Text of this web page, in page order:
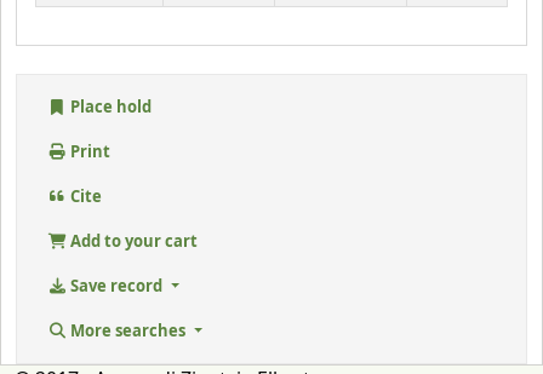
Place hold
Print
Cite
Add to your cart
Save record
More searches